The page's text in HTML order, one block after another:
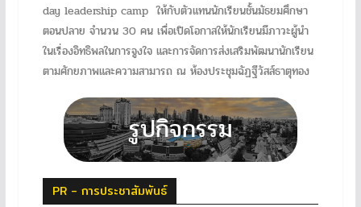
day leadership camp ให้กับตัวแทนนักเรียนชั้นมัธยมศึกษา
ตอนปลาย จำนวน 30 คน เพื่อเปิดโอกาสให้นักเรียนมีภาวะผู้นำ
ในเรื่องอิทธิพลในการจูงใจ และการจัดการส่งเสริมพัฒนานักเรียน
ตามศักยภาพและความสามารถ ณ ห้องประชุมฉัฏฐีวัสส์ธาตุทอง
PR - การประชาสัมพันธ์